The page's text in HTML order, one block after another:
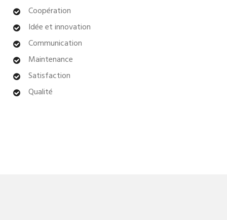
Coopération
Idée et innovation
Communication
Maintenance
Satisfaction
Qualité